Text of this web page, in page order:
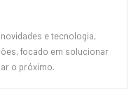
e tecnologia,
focado em solucionar
o próximo.